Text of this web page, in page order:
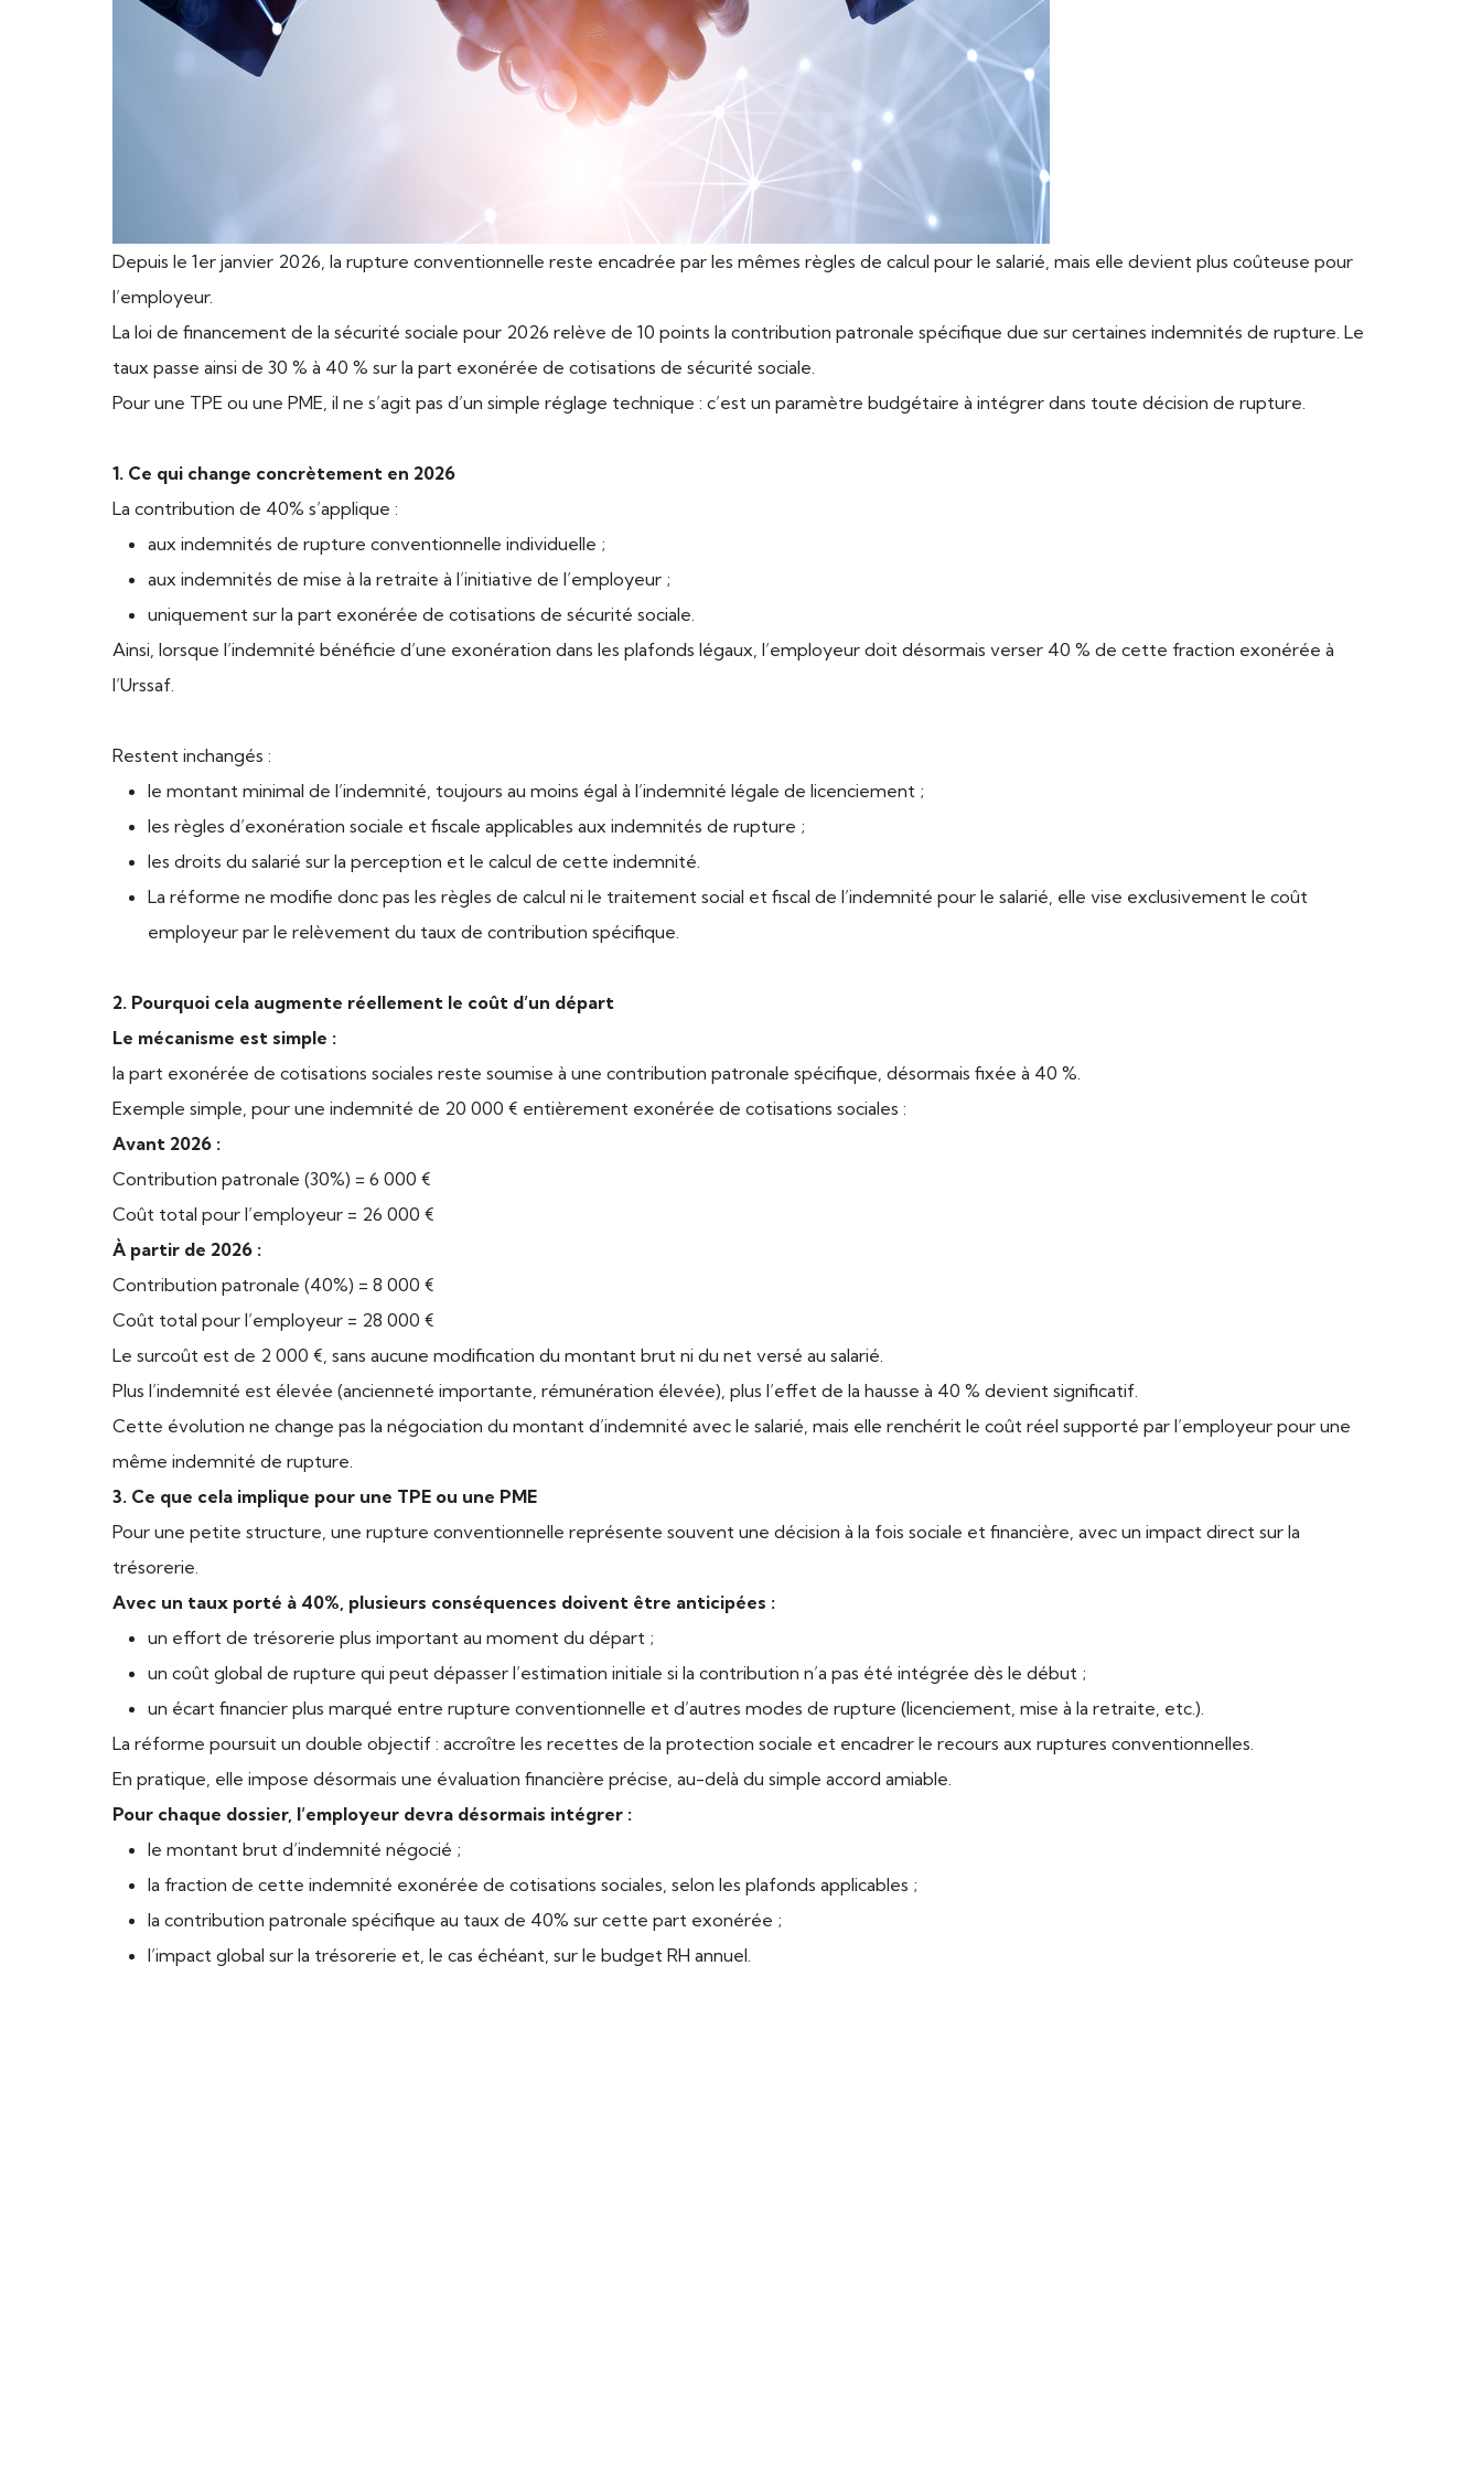
Depuis le 1er janvier 2026, la rupture conventionnelle reste encadrée par les mêmes règles de calcul pour le salarié, mais elle devient plus coûteuse pour
l’employeur.
La loi de financement de la sécurité sociale pour 2026 relève de 10 points la contribution patronale spécifique due sur certaines indemnités de rupture. Le
taux passe ainsi de 30 % à 40 % sur la part exonérée de cotisations de sécurité sociale.
Pour une TPE ou une PME, il ne s’agit pas d’un simple réglage technique : c’est un paramètre budgétaire à intégrer dans toute décision de rupture.
1. Ce qui change concrètement en 2026
La contribution de 40% s’applique :
aux indemnités de rupture conventionnelle individuelle ;
aux indemnités de mise à la retraite à l’initiative de l’employeur ;
uniquement sur la part exonérée de cotisations de sécurité sociale.
Ainsi, lorsque l’indemnité bénéficie d’une exonération dans les plafonds légaux, l’employeur doit désormais verser 40 % de cette fraction exonérée à
l’Urssaf.
Restent inchangés :
le montant minimal de l’indemnité, toujours au moins égal à l’indemnité légale de licenciement ;
les règles d’exonération sociale et fiscale applicables aux indemnités de rupture ;
les droits du salarié sur la perception et le calcul de cette indemnité.
La réforme ne modifie donc pas les règles de calcul ni le traitement social et fiscal de l’indemnité pour le salarié, elle vise exclusivement le coût
employeur par le relèvement du taux de contribution spécifique.
2. Pourquoi cela augmente réellement le coût d’un départ
Le mécanisme est simple :
la part exonérée de cotisations sociales reste soumise à une contribution patronale spécifique, désormais fixée à 40 %.
Exemple simple, pour une indemnité de 20 000 € entièrement exonérée de cotisations sociales :
Avant 2026 :
Contribution patronale (30%) = 6 000 €
Coût total pour l’employeur = 26 000 €
À partir de 2026 :
Contribution patronale (40%) = 8 000 €
Coût total pour l’employeur = 28 000 €
Le surcoût est de 2 000 €, sans aucune modification du montant brut ni du net versé au salarié.
Plus l’indemnité est élevée (ancienneté importante, rémunération élevée), plus l’effet de la hausse à 40 % devient significatif.
Cette évolution ne change pas la négociation du montant d’indemnité avec le salarié, mais elle renchérit le coût réel supporté par l’employeur pour une
même indemnité de rupture.
3. Ce que cela implique pour une TPE ou une PME
Pour une petite structure, une rupture conventionnelle représente souvent une décision à la fois sociale et financière, avec un impact direct sur la
trésorerie.
Avec un taux porté à 40%, plusieurs conséquences doivent être anticipées :
un effort de trésorerie plus important au moment du départ ;
un coût global de rupture qui peut dépasser l’estimation initiale si la contribution n’a pas été intégrée dès le début ;
un écart financier plus marqué entre rupture conventionnelle et d’autres modes de rupture (licenciement, mise à la retraite, etc.).
La réforme poursuit un double objectif : accroître les recettes de la protection sociale et encadrer le recours aux ruptures conventionnelles.
En pratique, elle impose désormais une évaluation financière précise, au-delà du simple accord amiable.
Pour chaque dossier, l’employeur devra désormais intégrer :
le montant brut d’indemnité négocié ;
la fraction de cette indemnité exonérée de cotisations sociales, selon les plafonds applicables ;
la contribution patronale spécifique au taux de 40% sur cette part exonérée ;
l’impact global sur la trésorerie et, le cas échéant, sur le budget RH annuel.